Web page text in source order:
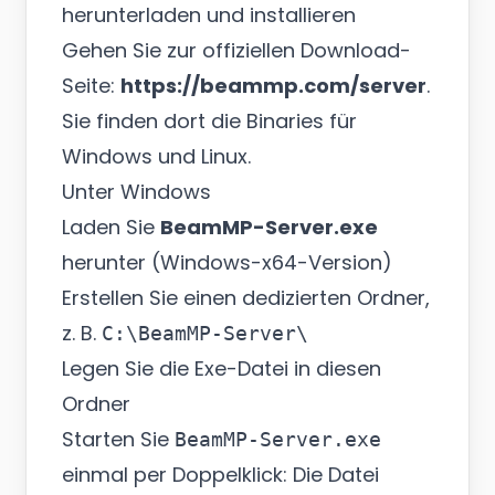
herunterladen und installieren
Gehen Sie zur offiziellen Download-
Seite: https://beammp.com/server.
Sie finden dort die Binaries für
Windows und Linux.
Unter Windows
Laden Sie BeamMP-Server.exe
herunter (Windows-x64-Version)
Erstellen Sie einen dedizierten Ordner,
z. B. C:\BeamMP-Server\
Legen Sie die Exe-Datei in diesen
Ordner
Starten Sie BeamMP-Server.exe
einmal per Doppelklick: Die Datei